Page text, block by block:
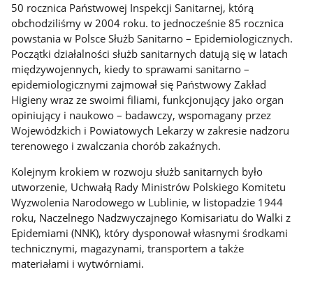
50 rocznica Państwowej Inspekcji Sanitarnej, którą
obchodziliśmy w 2004 roku. to jednocześnie 85 rocznica
powstania w Polsce Służb Sanitarno – Epidemiologicznych.
Początki działalności służb sanitarnych datują się w latach
międzywojennych, kiedy to sprawami sanitarno –
epidemiologicznymi zajmował się Państwowy Zakład
Higieny wraz ze swoimi filiami, funkcjonujący jako organ
opiniujący i naukowo – badawczy, wspomagany przez
Wojewódzkich i Powiatowych Lekarzy w zakresie nadzoru
terenowego i zwalczania chorób zakaźnych.
Kolejnym krokiem w rozwoju służb sanitarnych było
utworzenie, Uchwałą Rady Ministrów Polskiego Komitetu
Wyzwolenia Narodowego w Lublinie, w listopadzie 1944
roku, Naczelnego Nadzwyczajnego Komisariatu do Walki z
Epidemiami (NNK), który dysponował własnymi środkami
technicznymi, magazynami, transportem a także
materiałami i wytwórniami.